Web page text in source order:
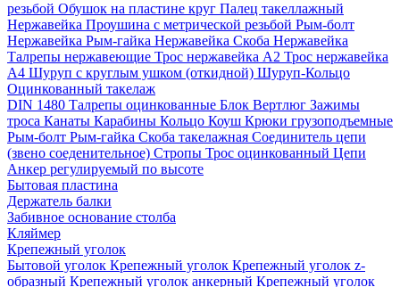
резьбой Обушок на пластине круг Палец такеллажный
Нержавейка Проушина с метрической резьбой Рым-болт
Нержавейка Рым-гайка Нержавейка Скоба Нержавейка
Талрепы нержавеющие Трос нержавейка А2 Трос нержавейка
А4 Шуруп с круглым ушком (откидной) Шуруп-Кольцо
Оцинкованный такелаж
DIN 1480 Талрепы оцинкованные Блок Вертлюг Зажимы
троса Канаты Карабины Кольцо Коуш Крюки грузоподъемные
Рым-болт Рым-гайка Скоба такелажная Соединитель цепи
(звено соеденительное) Стропы Трос оцинкованный Цепи
Анкер регулируемый по высоте
Бытовая пластина
Держатель балки
Забивное основание столба
Кляймер
Крепежный уголок
Бытовой уголок Крепежный уголок Крепежный уголок z-
образный Крепежный уголок анкерный Крепежный уголок